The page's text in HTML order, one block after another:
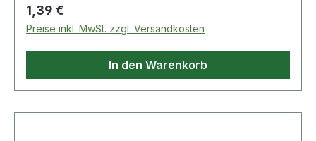
Regulärer Preis:
1,39 €
Preise inkl. MwSt. zzgl. Versandkosten
In den Warenkorb